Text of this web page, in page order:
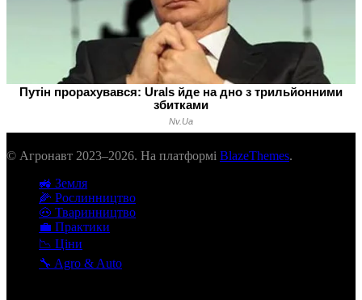
© Агронавт 2023–2026. На платформі BlazeThemes.
🚜 Земля
🌽 Рослинництво
🐽 Тваринництво
💼 Практики
📉 Ціни
🔧 Agro & Auto